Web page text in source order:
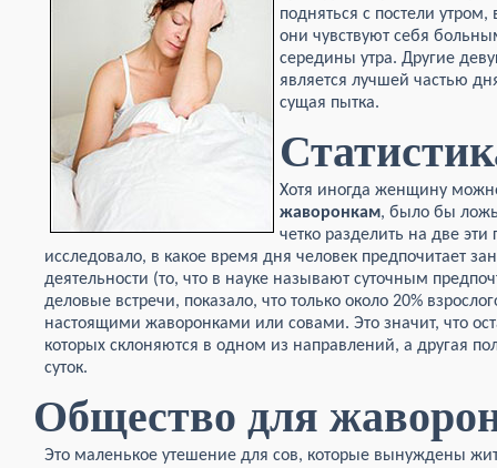
подняться с постели
они чувствуют себя
середины утра. Другие
является лучшей частью
сущая пытка.
Хотя иногда женщину
жаворонкам, было бы
четко разделить на две
исследовало, в какое время дня человек предпочитает
деятельности (то, что в науке называют суточным
деловые встречи, показало, что только около 20%
настоящими жаворонками или совами. Это значит, что
которых склоняются в одном из направлений, а другая
суток.
Общество для
Это маленькое утешение для сов, которые вынуждены